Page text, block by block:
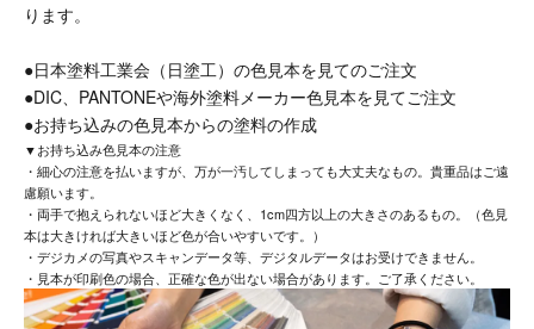
ります。
●日本塗料工業会（日塗工）の色見本を見てのご注文
●DIC、PANTONEや海外塗料メーカー色見本を見てご注文
●お持ち込みの色見本からの塗料の作成
▼お持ち込み色見本の注意
・細心の注意を払いますが、万が一汚してしまっても大丈夫なもの。貴重品はご遠
慮願います。
・両手で抱えられないほど大きくなく、1cm四方以上の大きさのあるもの。（色見
本は大きければ大きいほど色が合いやすいです。）
・デジカメの写真やスキャンデータ等、デジタルデータはお受けできません。
・見本が印刷色の場合、正確な色が出ない場合があります。ご了承ください。